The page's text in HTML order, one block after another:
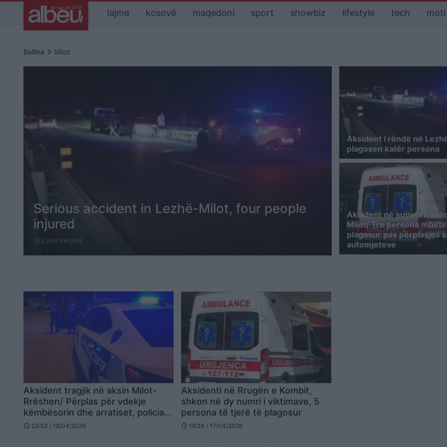
lajme kosovë maqedoni sport showbiz lifestyle tech moti
Ballina keyboard_arrow_right Milot
Serious accident in Lezhë-Milot, four people
injured
schedule 2 javë me parë
Aksident i rëndë në
plagosen katër persona
Aksident në
Milot/ Tre persona
plagosur pas përplasjes
automjeteve
Aksident tragjik në aksin Milot-
Rrëshen/ Përplas për vdekje
këmbësorin dhe arratiset, policia:
Shoferi ende i pa identifikuar
schedule 23:53 / 18/04/2026
Aksidenti në Rrugën e Kombit,
shkon në dy numri i viktimave, 5
persona të tjerë të plagosur
schedule 16:24 / 17/04/2026